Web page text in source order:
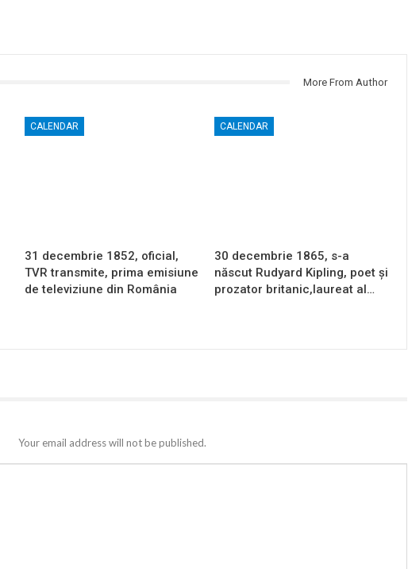
More From Author
CALENDAR
31 decembrie 1852, oficial,
TVR transmite, prima emisiune
de televiziune din România
CALENDAR
30 decembrie 1865, s-a
născut Rudyard Kipling, poet și
prozator britanic,laureat al…
Your email address will not be published.